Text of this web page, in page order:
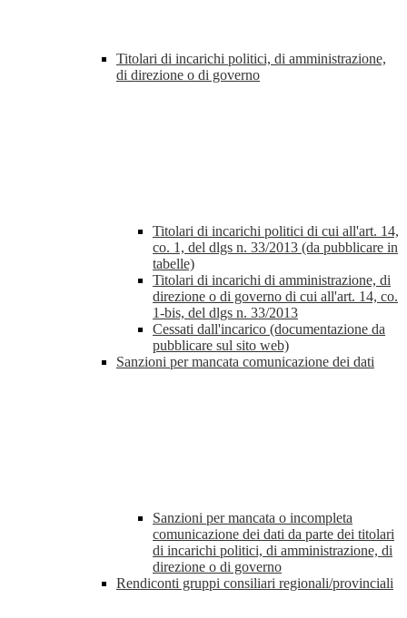
Titolari di incarichi politici, di amministrazione,
di direzione o di governo
Titolari di incarichi politici di cui all'art. 14,
co. 1, del dlgs n. 33/2013 (da pubblicare in
tabelle)
Titolari di incarichi di amministrazione, di
direzione o di governo di cui all'art. 14, co.
1-bis, del dlgs n. 33/2013
Cessati dall'incarico (documentazione da
pubblicare sul sito web)
Sanzioni per mancata comunicazione dei dati
Sanzioni per mancata o incompleta
comunicazione dei dati da parte dei titolari
di incarichi politici, di amministrazione, di
direzione o di governo
Rendiconti gruppi consiliari regionali/provinciali